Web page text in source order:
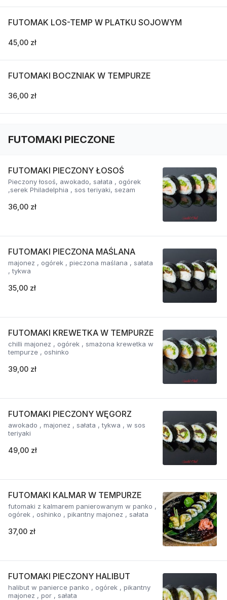
FUTOMAK LOS-TEMP W PLATKU SOJOWYM
45,00 zł
FUTOMAKI BOCZNIAK W TEMPURZE
36,00 zł
FUTOMAKI PIECZONE
FUTOMAKI PIECZONY ŁOSOŚ
Pieczony łosoś, awokado, sałata , ogórek
,serek Philadelphia , sos teriyaki, sezam
36,00 zł
FUTOMAKI PIECZONA MAŚLANA
majonez , ogórek , pieczona maślana , sałata
, tykwa
35,00 zł
FUTOMAKI KREWETKA W TEMPURZE
chilli majonez , ogórek , smażona krewetka w
tempurze , oshinko
39,00 zł
FUTOMAKI PIECZONY WĘGORZ
awokado , majonez , sałata , tykwa , w sos
teriyaki
49,00 zł
FUTOMAKI KALMAR W TEMPURZE
futomaki z kalmarem panierowanym w panko ,
ogórek , oshinko , pikantny majonez , sałata
37,00 zł
FUTOMAKI PIECZONY HALIBUT
halibut w panierce panko , ogórek , pikantny
majonez , por , sałata